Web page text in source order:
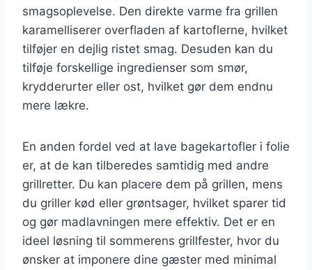
smagsoplevelse. Den direkte varme fra grillen
karamelliserer overfladen af kartoflerne, hvilket
tilføjer en dejlig ristet smag. Desuden kan du
tilføje forskellige ingredienser som smør,
krydderurter eller ost, hvilket gør dem endnu
mere lækre.
En anden fordel ved at lave bagekartofler i folie
er, at de kan tilberedes samtidig med andre
grillretter. Du kan placere dem på grillen, mens
du griller kød eller grøntsager, hvilket sparer tid
og gør madlavningen mere effektiv. Det er en
ideel løsning til sommerens grillfester, hvor du
ønsker at imponere dine gæster med minimal